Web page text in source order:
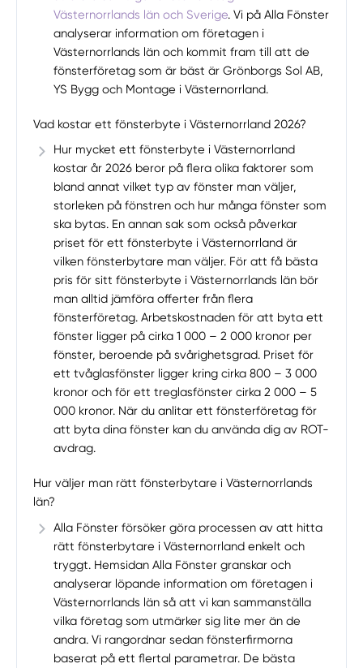
Västernorrlands län och Sverige. Vi på Alla Fönster
analyserar information om företagen i
Västernorrlands län och kommit fram till att de
fönsterföretag som är bäst är Grönborgs Sol AB,
YS Bygg och Montage i Västernorrland.
Vad kostar ett fönsterbyte i Västernorrland 2026?
Hur mycket ett fönsterbyte i Västernorrland
kostar år 2026 beror på flera olika faktorer som
bland annat vilket typ av fönster man väljer,
storleken på fönstren och hur många fönster som
ska bytas. En annan sak som också påverkar
priset för ett fönsterbyte i Västernorrland är
vilken fönsterbytare man väljer. För att få bästa
pris för sitt fönsterbyte i Västernorrlands län bör
man alltid jämföra offerter från flera
fönsterföretag. Arbetskostnaden för att byta ett
fönster ligger på cirka 1 000 – 2 000 kronor per
fönster, beroende på svårighetsgrad. Priset för
ett tvåglasfönster ligger kring cirka 800 – 3 000
kronor och för ett treglasfönster cirka 2 000 – 5
000 kronor. När du anlitar ett fönsterföretag för
att byta dina fönster kan du använda dig av ROT-
avdrag.
Hur väljer man rätt fönsterbytare i Västernorrlands
län?
Alla Fönster försöker göra processen av att hitta
rätt fönsterbytare i Västernorrland enkelt och
tryggt. Hemsidan Alla Fönster granskar och
analyserar löpande information om företagen i
Västernorrlands län så att vi kan sammanställa
vilka företag som utmärker sig lite mer än de
andra. Vi rangordnar sedan fönsterfirmorna
baserat på ett flertal parametrar. De bästa